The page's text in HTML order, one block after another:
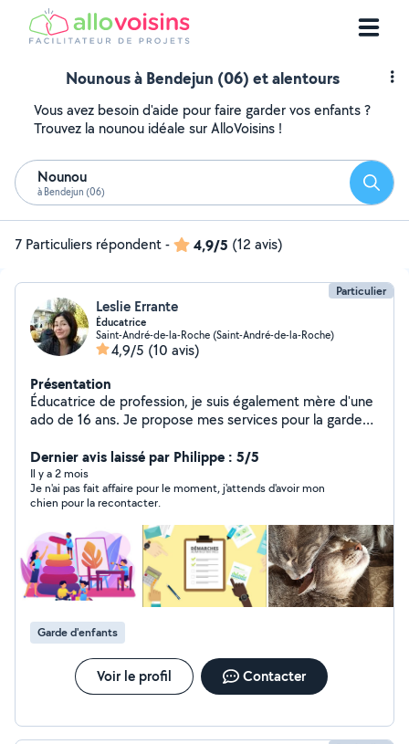
Nounous à Bendejun (06) et alentours
Vous avez besoin d'aide pour faire garder vos enfants ?
Trouvez la nounou idéale sur AlloVoisins !
Nounou
à Bendejun (06)
7 Particuliers répondent- 4,9/5 (12 avis)
Particulier
Leslie Errante
Éducatrice
Saint-André-de-la-Roche (Saint-André-de-la-Roche)
4,9/5 (10 avis)
Présentation
Éducatrice de profession, je suis également mère d'une
ado de 16 ans. Je propose mes services pour la garde
également de m'occuper de vos animaux lors de vos
absences, visites et promenades.
Dernier avis laissé par Philippe : 5/5
Il y a 2 mois
Je n'ai pas fait affaire pour le moment, j'attends d'avoir mon
chien pour la recontacter.
Garde d'enfants
Voir le profil Contacter